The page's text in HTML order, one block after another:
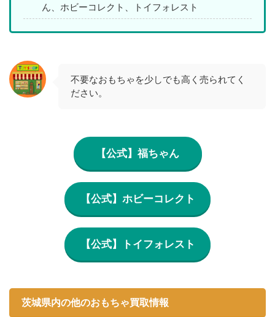
ん、ホビーコレクト、トイフォレスト
不要なおもちゃを少しでも高く売られてく
ださい。
【公式】福ちゃん
【公式】ホビーコレクト
【公式】トイフォレスト
茨城県内の他のおもちゃ買取情報